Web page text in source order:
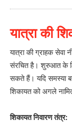
यात्रा की
यात्रा की ग्राहक सेवा
संरचित है। शुरुआत के
सकते हैं। यदि समस्या
शिकायत को अगले
शिकायत निवारण तंत्र: